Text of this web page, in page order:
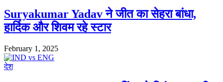
Suryakumar Yadav ने जीत का सेहरा बांधा,
हार्दिक और शिवम रहे स्टार
February 1, 2025
देश